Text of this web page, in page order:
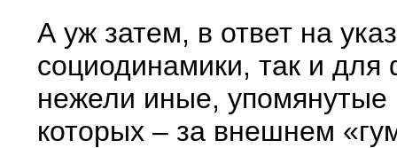
А уж затем, в ответ на
социодинамики, так и для
нежели иные, упомянутые
которых – за внешнем